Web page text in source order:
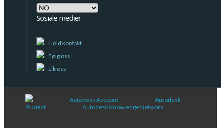
Språk
|
Language
Sosiale medier
Hold kontakt
Følg oss
Lik oss
Autodesk Account
Autodesk
Student
Autodesk Knowledge Network